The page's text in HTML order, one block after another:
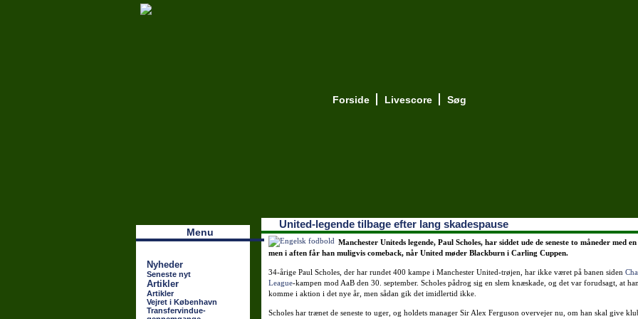
Forside Livescore Søg
Menu
Nyheder
Seneste nyt
Artikler
Artikler
Vejret i København
Transfervindue-
United-legende tilbage efter lang skadespause
Manchester Uniteds legende, Paul Scholes, har siddet ude de seneste to måneder med en
men i aften får han muligvis comeback, når United møder Blackburn i Carling Cuppen.
34-årige Paul Scholes, der har rundet 400 kampe i Manchester United-trøjen, har ikke været på banen siden
League-kampen mod AaB den 30. september. Scholes pådrog sig en slem knæskade, og det var forudsagt, at
komme i aktion i det nye år, men sådan gik det imidlertid ikke.
Scholes har trænet de seneste to uger, og holdets manager Sir Alex Ferguson overvejer nu, om han skal give